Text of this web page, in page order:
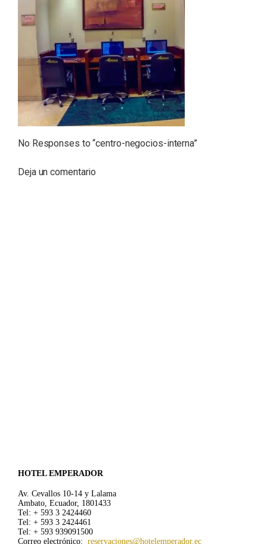
No Responses to “centro-negocios-interna”
Deja un comentario
HOTEL EMPERADOR
Av. Cevallos 10-14 y Lalama
Ambato, Ecuador, 1801433
Tel: + 593 3 2424460
Tel: + 593 3 2424461
Tel: + 593 939091500
Correo electrónico: reservaciones@hotelemperador.ec